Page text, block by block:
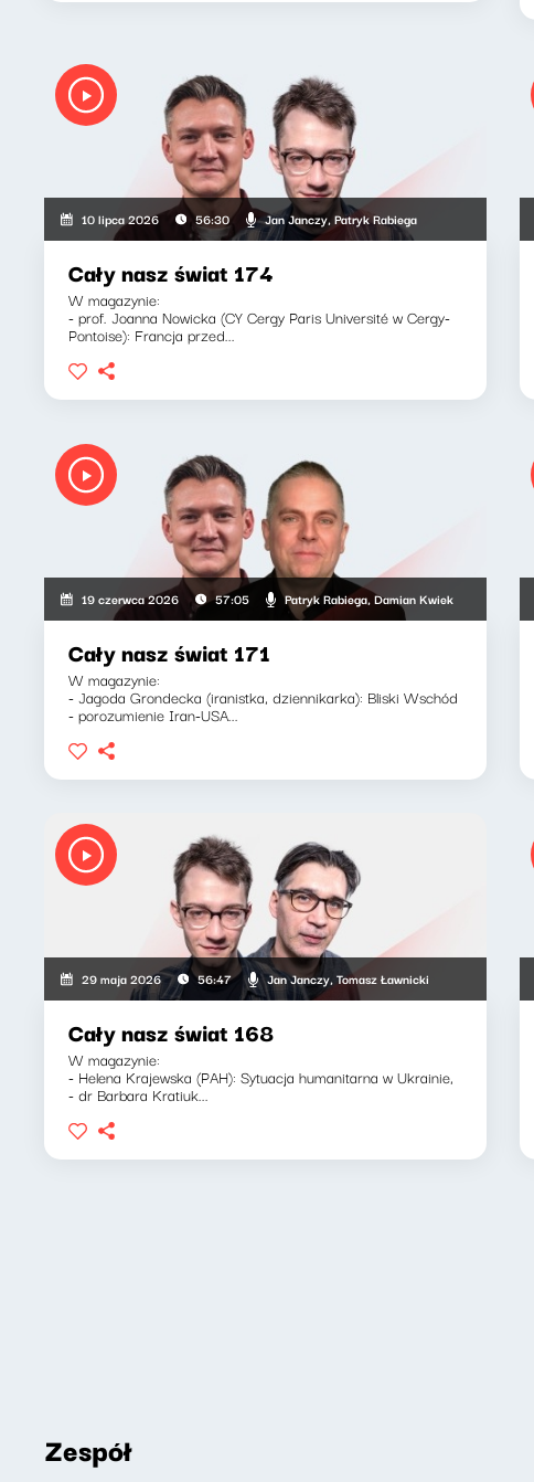
10 lipca 2026 56:30 Jan Janczy, Patryk Rabiega
Cały nasz świat 174
W magazynie:
- prof. Joanna Nowicka (CY Cergy Paris Université w Cergy-
Pontoise): Francja przed...
19 czerwca 2026 57:05 Patryk Rabiega, Damian Kwiek
Cały nasz świat 171
W magazynie:
- Jagoda Grondecka (iranistka, dziennikarka): Bliski Wschód
- porozumienie Iran-USA...
29 maja 2026 56:47 Jan Janczy, Tomasz Ławnicki
Cały nasz świat 168
W magazynie:
- Helena Krajewska (PAH): Sytuacja humanitarna w Ukrainie,
- dr Barbara Kratiuk...
Zespół